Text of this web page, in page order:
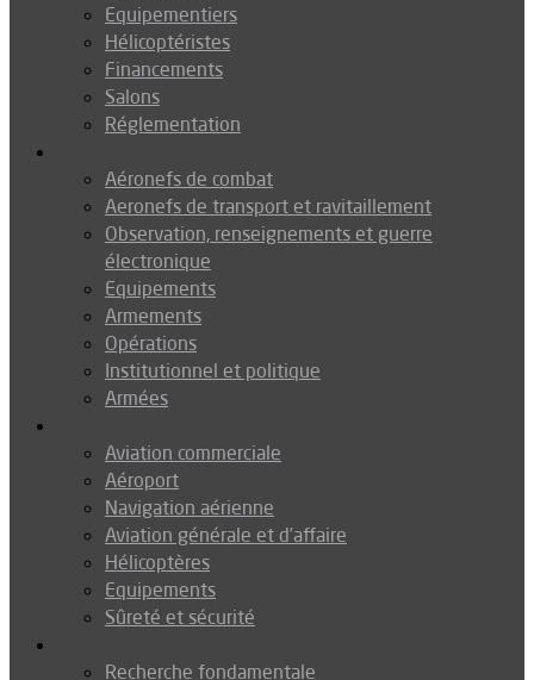
Equipementiers
Hélicoptéristes
Financements
Salons
Réglementation
Aéronefs de combat
Aeronefs de transport et ravitaillement
Observation, renseignements et guerre
électronique
Equipements
Armements
Opérations
Institutionnel et politique
Armées
Aviation commerciale
Aéroport
Navigation aérienne
Aviation générale et d’affaire
Hélicoptères
Equipements
Sûreté et sécurité
Recherche fondamentale